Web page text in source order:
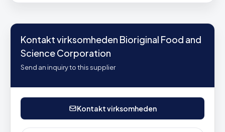
Kontakt virksomheden Bioriginal Food and
Science Corporation
Send an inquiry to this supplier
Kontakt virksomheden